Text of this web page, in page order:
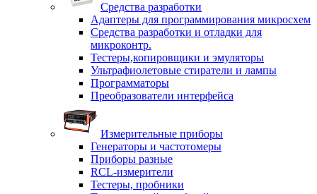
Средства разработки
Адаптеры для программирования микросхем
Средства разработки и отладки для
микроконтр.
Тестеры,копировщики и эмуляторы
Ультрафиолетовые стиратели и лампы
Программаторы
Преобразователи интерфейса
Измерительные приборы
Генераторы и частотомеры
Приборы разные
RCL-измерители
Тестеры, пробники